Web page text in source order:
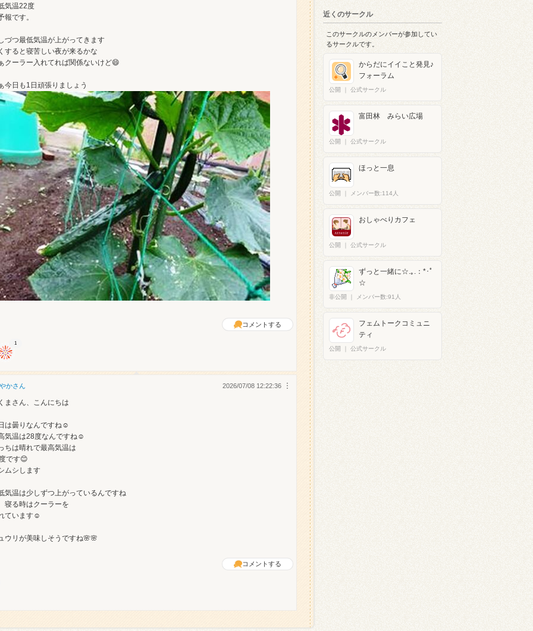
気温22度
報です。
づつ最低気温が上がってきます
すると寝苦しい夜が来るかな
クーラー入れてれば関係ないけど😄
今日も1日頑張りましょう
コメントする
1
かさん ︙
2026/07/08 12:22:36
まさん、こんにちは
は曇りなんですね☺️
気温は28度なんですね☺️
ちは晴れで最高気温は
です😊
ムシします
気温は少しずつ上がっているんですね
寝る時はクーラーを
ています☺️
ウリが美味しそうですね🌸🌸
コメントする
近くのサークル
このサークルのメンバーが参加してい
るサークルです。
からだにイイこと発見♪
フォーラム
公開 公式サークル
富田林 みらい広場
公開 公式サークル
ほっと一息
公開 メンバー数:114人
おしゃべりカフェ
公開 公式サークル
ずっと一緒に☆.｡.：*･ﾟ
☆
非公開 メンバー数:91人
フェムトークコミュニ
ティ
公開 公式サークル